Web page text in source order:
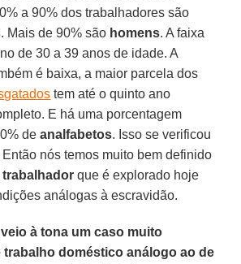
a 90% dos trabalhadores são
. Mais de 90% são homens. A faixa
de 30 a 39 anos de idade. A
é baixa, a maior parcela dos
tem até o quinto ano
E há uma porcentagem
deanalfabetos. Isso se verificou
nós temos muito bem definido
trabalhador que é explorado hoje
análogas à escravidão.
veio à tona um caso muito
trabalho doméstico análogo ao de